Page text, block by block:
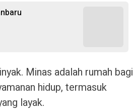
Minas adalah rumah bagi
hidup, termasuk
layak.